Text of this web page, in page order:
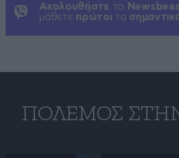
Ακολουθήστε το
μάθετε πρώτοι τα
ΠΌΛΕΜΟΣ